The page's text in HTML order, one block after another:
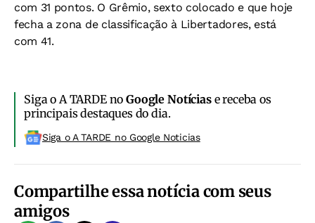
com 31 pontos. O Grêmio, sexto colocado e que hoje
fecha a zona de classificação à Libertadores, está
com 41.
Siga o A TARDE noGoogle Notíciase receba os
principais destaques do dia.
Siga o A TARDE no Google Noticias
Compartilhe essa notícia com seus
amigos